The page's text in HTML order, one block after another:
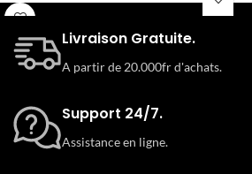
l’authenticité, le respect et
enseigne à séduire non pas par
manipulation ou artifice, mais en
véritable compréhension des
dynamiques humaines et en cultivant
des liens sincères et profonds. Ce
Livraison Gratuite.
A partir de 20.000fr d'achats.
Support 24/7.
Assistance en ligne.